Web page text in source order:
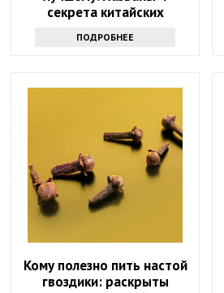
секрета китайских
долгожителей
ПОДРОБНЕЕ
Кому полезно пить настой
гвоздики: раскрыты